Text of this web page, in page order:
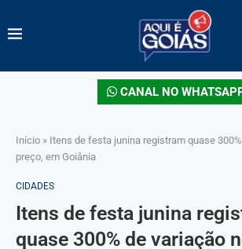
CANAL NO
Início » Itens de festa junina registram quase
preço, em Goiânia
CIDADES
Itens de festa junina
quase 300% de variação